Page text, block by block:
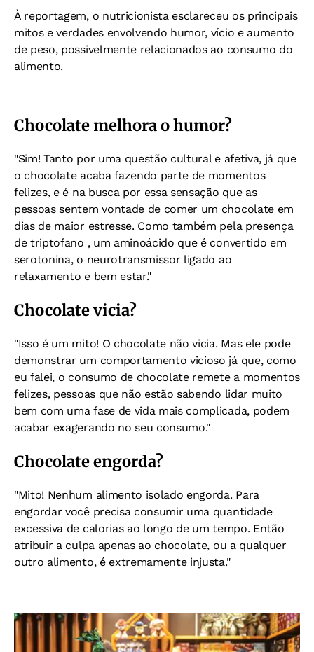
À reportagem, o nutricionista esclareceu os principais
mitos e verdades envolvendo humor, vício e aumento
de peso, possivelmente relacionados ao consumo do
alimento.
Chocolate melhora o humor?
"Sim! Tanto por uma questão cultural e afetiva, já que
o chocolate acaba fazendo parte de momentos
felizes, e é na busca por essa sensação que as
pessoas sentem vontade de comer um chocolate em
dias de maior estresse. Como também pela presença
de triptofano , um aminoácido que é convertido em
serotonina, o neurotransmissor ligado ao
relaxamento e bem estar."
Chocolate vicia?
"Isso é um mito! O chocolate não vicia. Mas ele pode
demonstrar um comportamento vicioso já que, como
eu falei, o consumo de chocolate remete a momentos
felizes, pessoas que não estão sabendo lidar muito
bem com uma fase de vida mais complicada, podem
acabar exagerando no seu consumo."
Chocolate engorda?
"Mito! Nenhum alimento isolado engorda. Para
engordar você precisa consumir uma quantidade
excessiva de calorias ao longo de um tempo. Então
atribuir a culpa apenas ao chocolate, ou a qualquer
outro alimento, é extremamente injusta."